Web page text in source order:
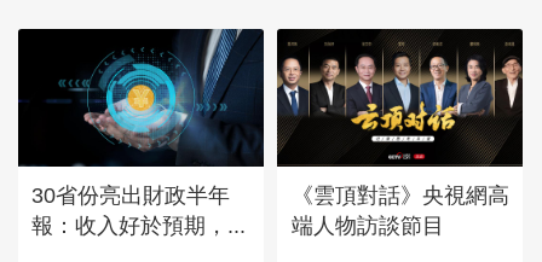
30省份亮出財政半年
報：收入好於預期，...
《雲頂對話》央視網高
端人物訪談節目